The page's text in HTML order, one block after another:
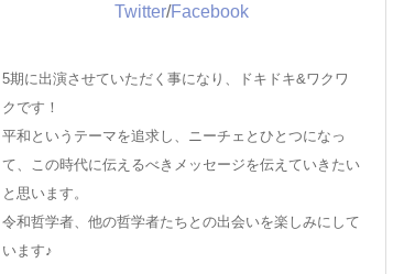
Twitter/Facebook
5期に出演させていただく事になり、ドキドキ&ワクワ
クです！
平和というテーマを追求し、ニーチェとひとつになっ
て、この時代に伝えるべきメッセージを伝えていきたい
と思います。
令和哲学者、他の哲学者たちとの出会いを楽しみにして
います♪